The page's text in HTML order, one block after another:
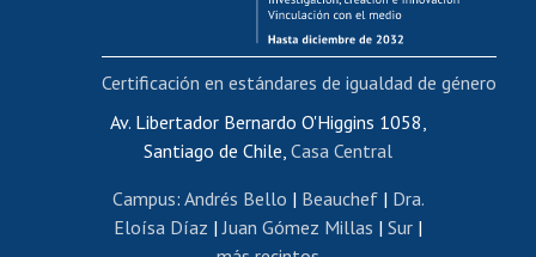
Cursos internos de capacitación
Bienestar del personal
Portal de movilidad interna
Certificado de renta
Certificado de renta honorarios
Editar páginas blancas
Av. Libertador Bernardo O'Higgins 1058,
Santiago de Chile, Casa Central
Campus: Andrés Bello | Beauchef| Dra.
Eloísa Díaz |Juan Gómez Millas | Sur |
Certificación en estándares de igualdad de género